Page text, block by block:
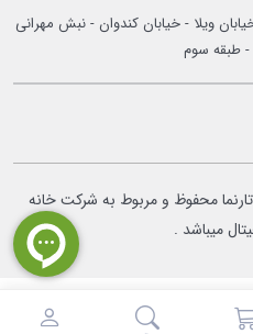
ویلا - خیابان کندوان - نبش مهرانی
محفوظ و مربوط به شرکت خانه
میباشد .